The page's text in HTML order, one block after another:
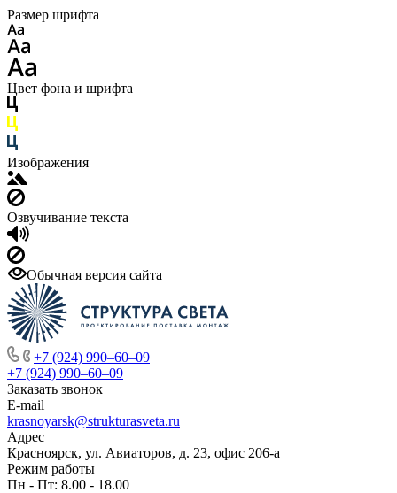
Размер шрифта
Цвет фона и шрифта
Изображения
Озвучивание текста
Обычная версия сайта
+7 (924) 990‒60‒09
+7 (924) 990‒60‒09
Заказать звонок
E-mail
krasnoyarsk@strukturasveta.ru
Адрес
Красноярск, ул. Авиаторов, д. 23, офис 206-а
Режим работы
Пн - Пт: 8.00 - 18.00